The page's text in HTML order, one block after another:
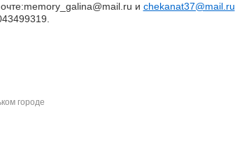
и chekanat37@mail.ru
городе